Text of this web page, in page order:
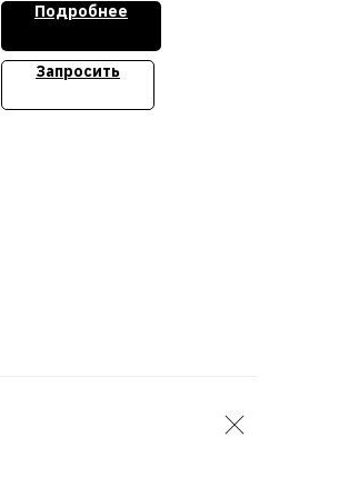
32Гб (4x 8B) 2666 DDR4 UDIMM
SATA Internal, 1TB 7.2K SATA
6Гб/c 3.5 дюйма HP HD,
Broadcom 5720 LOM, iDRAC9
Подробнее
Запросить